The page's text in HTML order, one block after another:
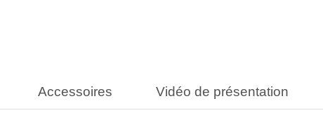
Accessoires Vidéo de présentation